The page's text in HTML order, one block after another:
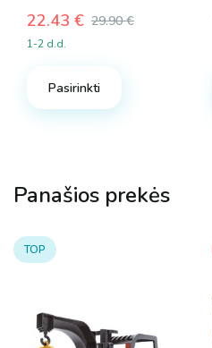
29.90€
Original
price
29.90 €.
22.43 €
Current
price
22.43 €.
1-2 d.d.
Pasirinkti
Panašios prekės
TOP